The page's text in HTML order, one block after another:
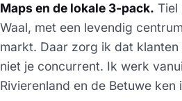
Maps en de lokale 3-pack. Tiel
Waal, met een levendig
markt. Daar zorg ik dat
niet je concurrent. Ik werk
Rivierenland en de Betuwe ken